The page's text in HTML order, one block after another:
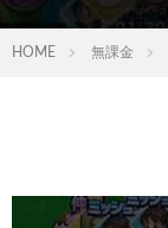
HOME 無課金